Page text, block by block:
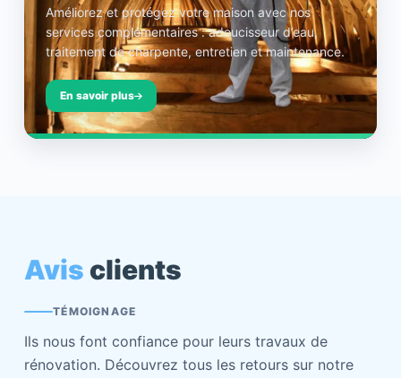
Améliorez et protégez votre maison avec nos
services complémentaires : adoucisseur d’eau,
traitement de charpente, entretien et maintenance.
En savoir plus
Avis clients
TÉMOIGNAGE
Ils nous font confiance pour leurs travaux de
rénovation. Découvrez tous les retours sur notre